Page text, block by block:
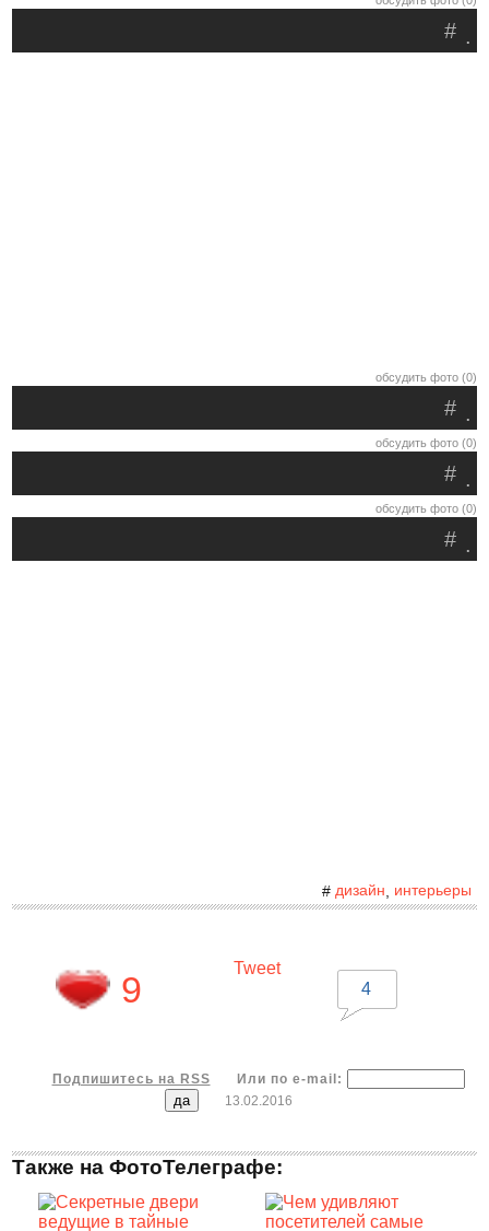
.
#
обсудить фото (0)
.
#
обсудить фото (0)
.
#
обсудить фото (0)
.
#
# дизайн интерьеры
9
Tweet
4
Подпишитесь на RSS
Или по e-mail:
13.02.2016
Также на ФотоТелеграфе: